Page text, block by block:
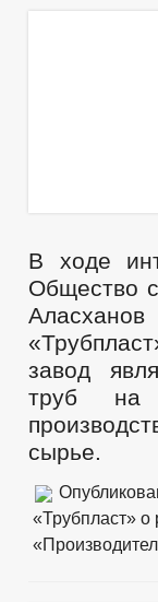
В ходе
Общество
завод
труб на
сырье.
«Трубпласт» о